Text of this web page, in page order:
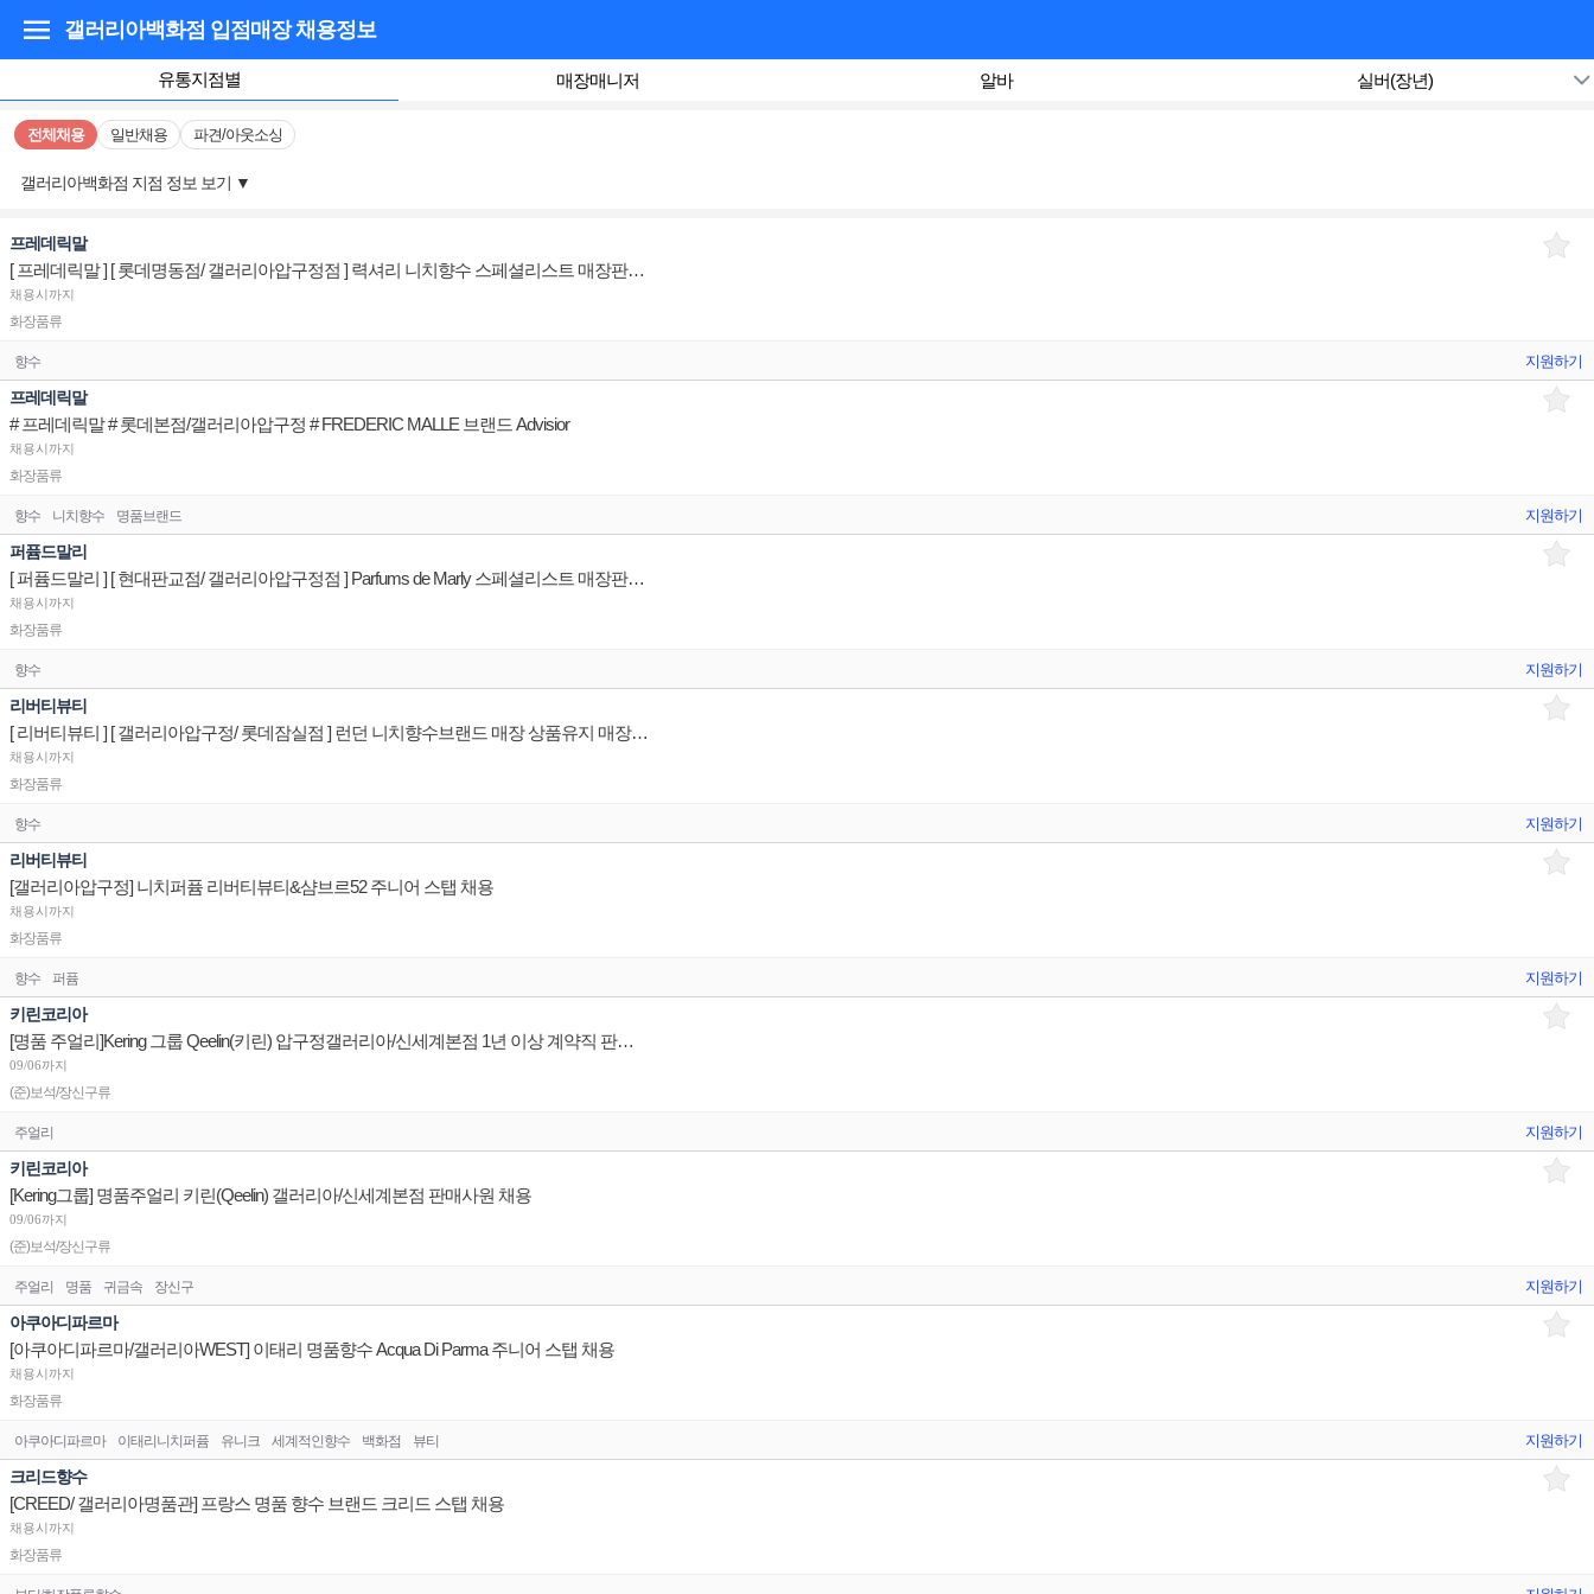
갤러리아백화점 입점매장채용정보
유통지점별 매장매니저 알바 실버(장년)
전체채용 일반채용 파견/아웃소싱
갤러리아백화점 지점 정보 보기 ▼
프레데릭말
[ 프레데릭말 ] [ 롯데명동점/ 갤러리아압구정점 ] 력셔리 니치향수 스페셜리스트 매장판매사원
채용시까지
화장품류
향수 지원하기
프레데릭말
# 프레데릭말 # 롯데본점/갤러리아압구정 # FREDERIC MALLE 브랜드 Advisior
채용시까지
화장품류
향수 니치향수 명품브랜드 지원하기
퍼퓸드말리
[ 퍼퓸드말리 ] [ 현대판교점/ 갤러리아압구정점 ] Parfums de Marly 스페셜리스트 매장판매사원
채용시까지
화장품류
향수 지원하기
리버티뷰티
[ 리버티뷰티 ] [ 갤러리아압구정/ 롯데잠실점 ] 런던 니치향수브랜드 매장 상품유지 매장판매사원
채용시까지
화장품류
향수 지원하기
리버티뷰티
[갤러리아압구정] 니치퍼퓸 리버티뷰티&샴브르52 주니어 스탭 채용
채용시까지
화장품류
향수 퍼퓸 지원하기
키린코리아
[명품 주얼리]Kering 그룹 Qeelin(키린) 압구정갤러리아/신세계본점 1년 이상 계약직 판매사원 채용
09/06까지
(준)보석/장신구류
주얼리 지원하기
키린코리아
[Kering그룹] 명품주얼리 키린(Qeelin) 갤러리아/신세계본점 판매사원 채용
09/06까지
(준)보석/장신구류
주얼리 명품 귀금속 장신구 지원하기
아쿠아디파르마
[아쿠아디파르마/갤러리아WEST] 이태리 명품향수 Acqua Di Parma 주니어 스탭 채용
채용시까지
화장품류
아쿠아디파르마 이태리니치퍼퓸 유니크 세계적인향수 백화점 뷰티 지원하기
크리드향수
[CREED/ 갤러리아명품관] 프랑스 명품 향수 브랜드 크리드 스탭 채용
채용시까지
화장품류